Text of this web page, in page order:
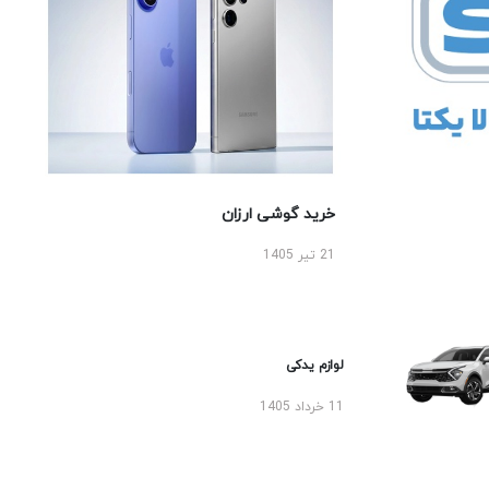
خرید گوشی ارزان
لوازم یدکی